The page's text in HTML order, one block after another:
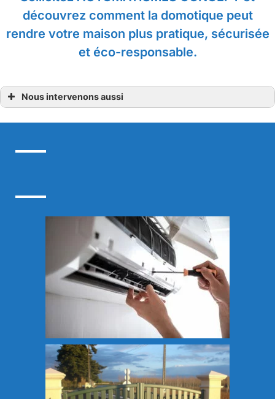
découvrez comment la domotique peut
rendre votre maison plus pratique, sécurisée
et éco-responsable.
Nous intervenons aussi
Domotique Saint-Cyr-sur-Loire